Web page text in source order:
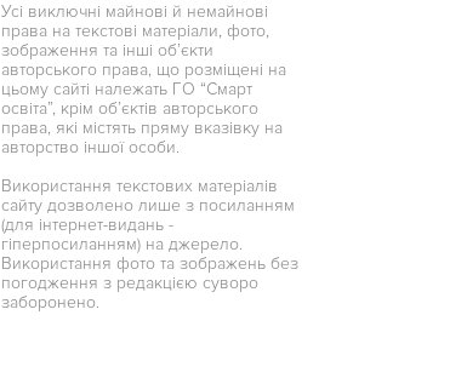
Усі виключні майнові й немайнові
права на текстові матеріали, фото,
зображення та інші об’єкти
авторського права, що розміщені на
цьому сайті належать ГО “Смарт
освіта”, крім об’єктів авторського
права, які містять пряму вказівку на
авторство іншої особи.
Використання текстових матеріалів
сайту дозволено лише з посиланням
(для інтернет-видань -
гіперпосиланням) на джерело.
Використання фото та зображень без
погодження з редакцією суворо
заборонено.